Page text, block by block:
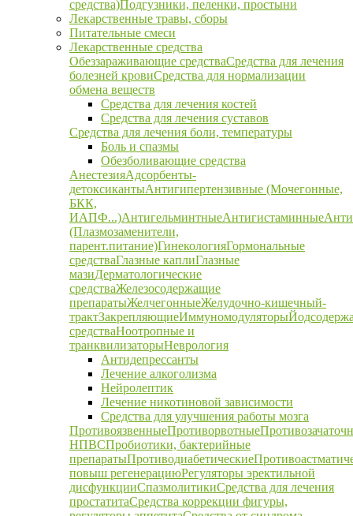
средства)Подгузники, пеленки, простыни
Лекарственные травы, сборы
Питательные смеси
Лекарственные средства
Обеззараживающие средстваСредства для лечения
болезней кровиСредства для нормализации
обмена веществ
Средства для лечения костей
Средства для лечения суставов
Средства для лечения боли, температуры
Боль и спазмы
Обезболивающие средства
АнестезияАдсорбенты-
детоксикантыАнтигипертензивные (Мочегонные,
БКК,
ИАПФ...)АнтигельминтныеАнтигистаминные
(Плазмозаменители,
парент.питание)ГинекологияГормональные
средстваГлазные каплиГлазные
мазиДерматологические
средстваЖелезосодержащие
препаратыЖелчегонныеЖелудочно-кишечный-
трактЗакрепляющиеИммуномодуляторы
средстваНоотропные и
транквилизаторыНеврология
Антидепрессанты
Лечение алкоголизма
Нейролептик
Лечение никотиновой зависимости
Средства для улучшения работы мозга
ПротивоязвенныеПротиворвотные
НПВСПробиотики, бактерийные
препаратыПротиводиабетические
повыш регенерациюРегуляторы эректильной
дисфункцииСпазмолитикиСредства для лечения
простатитаСредства коррекции фигуры,